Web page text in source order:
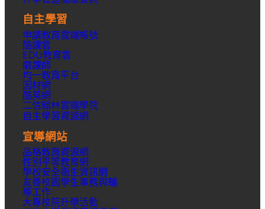
自主學習
申請教育雲端帳號
酷課雲
EDU教育雲
磨課師
均一教育平台
因材網
酷英網
二信翰林雲端學院
自主學習資源網
宣導網站
品格教育資源網
性別平等教育網
學校安全衛生資訊網
友善校園學生事務與輔
導工作
大專校院升學活動